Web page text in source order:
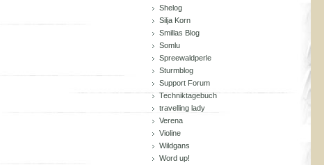
Shelog
Silja Korn
Smillas Blog
Somlu
Spreewaldperle
Sturmblog
Support Forum
Techniktagebuch
travelling lady
Verena
Violine
Wildgans
Word up!